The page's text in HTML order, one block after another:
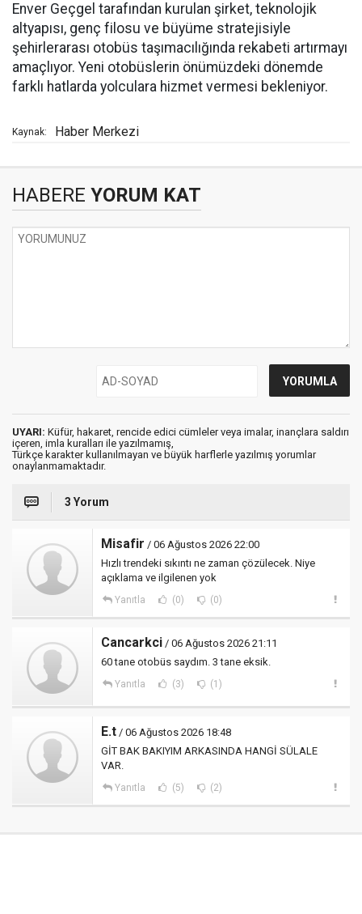
Enver Geçgel tarafından kurulan şirket, teknolojik
altyapısı, genç filosu ve büyüme stratejisiyle
şehirlerarası otobüs taşımacılığında rekabeti artırmayı
amaçlıyor. Yeni otobüslerin önümüzdeki dönemde
farklı hatlarda yolculara hizmet vermesi bekleniyor.
Kaynak: Haber Merkezi
HABERE YORUM KAT
UYARI: Küfür, hakaret, rencide edici cümleler veya imalar, inançlara saldırı
içeren, imla kuralları ile yazılmamış,
Türkçe karakter kullanılmayan ve büyük harflerle yazılmış yorumlar
onaylanmamaktadır.
3 Yorum
Misafir / 06 Ağustos 2026 22:00
Hızlı trendeki sıkıntı ne zaman çözülecek. Niye
açıklama ve ilgilenen yok
Yanıtla (0) (0)
Cancarkci / 06 Ağustos 2026 21:11
60 tane otobüs saydım. 3 tane eksik.
Yanıtla (3) (1)
E.t / 06 Ağustos 2026 18:48
GİT BAK BAKIYIM ARKASINDA HANGİ SÜLALE
VAR.
Yanıtla (5) (2)